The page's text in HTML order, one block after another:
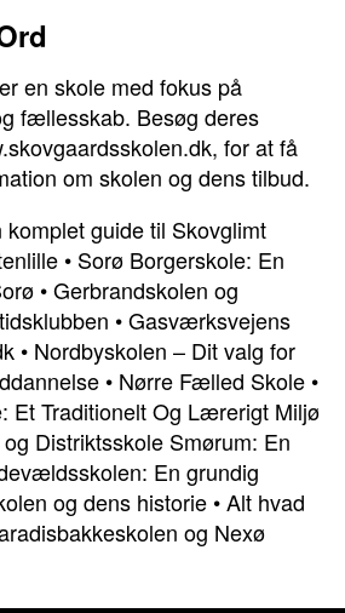
en skole med fokus på
fællesskab. Besøg deres
for at få
om skolen og dens tilbud.
guide til Skovglimt
• Sorø Borgerskole: En
•Gerbrandskolen og
•Gasværksvejens
• Nordbyskolen – Dit valg for
• Nørre Fælled Skole •
Et Traditionelt Og Lærerigt Miljø
Distriktsskole Smørum: En
En grundig
og dens historie •Alt hvad
og Nexø